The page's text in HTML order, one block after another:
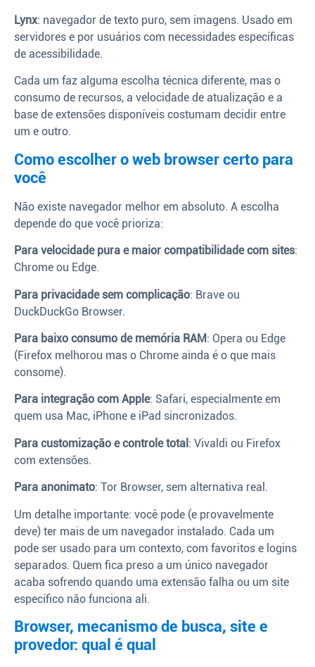
Lynx: navegador de texto puro, sem imagens. Usado em
servidores e por usuários com necessidades específicas
de acessibilidade.
Cada um faz alguma escolha técnica diferente, mas o
consumo de recursos, a velocidade de atualização e a
base de extensões disponíveis costumam decidir entre
um e outro.
Como escolher o web browser certo para
você
Não existe navegador melhor em absoluto. A escolha
depende do que você prioriza:
Para velocidade pura e maior compatibilidade com sites:
Chrome ou Edge.
Para privacidade sem complicação: Brave ou
DuckDuckGo Browser.
Para baixo consumo de memória RAM: Opera ou Edge
(Firefox melhorou mas o Chrome ainda é o que mais
consome).
Para integração com Apple: Safari, especialmente em
quem usa Mac, iPhone e iPad sincronizados.
Para customização e controle total : Vivaldi ou Firefox
com extensões.
Para anonimato: Tor Browser, sem alternativa real.
Um detalhe importante: você pode (e provavelmente
deve) ter mais de um navegador instalado. Cada um
pode ser usado para um contexto, com favoritos e logins
separados. Quem fica preso a um único navegador
acaba sofrendo quando uma extensão falha ou um site
específico não funciona ali.
Browser, mecanismo de busca, site e
provedor: qual é qual